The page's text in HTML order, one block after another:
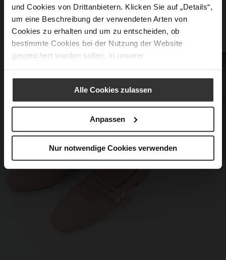
und Cookies von Drittanbietern. Klicken Sie auf „Details“,
um eine Beschreibung der verwendeten Arten von
Cookies zu erhalten und um zu entscheiden, ob
bestimmte Cookies bei der Nutzung der Website
gespeichert werden sollen. In unserer
Alle Cookies zulassen
Anpassen
Nur notwendige Cookies verwenden
COREY
119,90 € 99,90 €
CARLA
279,90 €